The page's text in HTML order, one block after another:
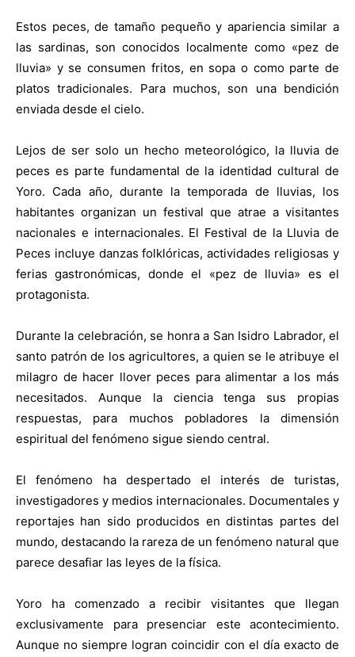
Estos peces, de tamaño pequeño y apariencia similar a
las sardinas, son conocidos localmente como «pez de
lluvia» y se consumen fritos, en sopa o como parte de
platos tradicionales. Para muchos, son una bendición
enviada desde el cielo.
Lejos de ser solo un hecho meteorológico, la lluvia de
peces es parte fundamental de la identidad cultural de
Yoro. Cada año, durante la temporada de lluvias, los
habitantes organizan un festival que atrae a visitantes
nacionales e internacionales. El Festival de la Lluvia de
Peces incluye danzas folklóricas, actividades religiosas y
ferias gastronómicas, donde el «pez de lluvia» es el
protagonista.
Durante la celebración, se honra a San Isidro Labrador, el
santo patrón de los agricultores, a quien se le atribuye el
milagro de hacer llover peces para alimentar a los más
necesitados. Aunque la ciencia tenga sus propias
respuestas, para muchos pobladores la dimensión
espiritual del fenómeno sigue siendo central.
El fenómeno ha despertado el interés de turistas,
investigadores y medios internacionales. Documentales y
reportajes han sido producidos en distintas partes del
mundo, destacando la rareza de un fenómeno natural que
parece desafiar las leyes de la física.
Yoro ha comenzado a recibir visitantes que llegan
exclusivamente para presenciar este acontecimiento.
Aunque no siempre logran coincidir con el día exacto de